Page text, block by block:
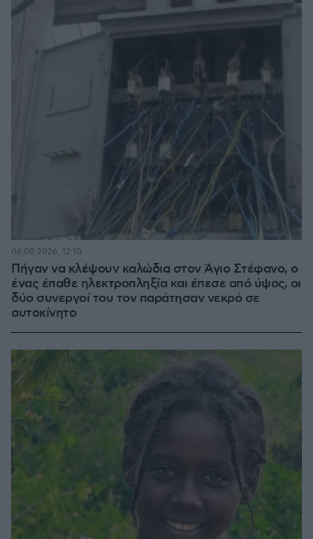
Πήγαν να κλέψουν καλώδια στον Άγιο Στέφανο, ο
ένας έπαθε ηλεκτροπληξία και έπεσε από ύψος, οι
δύο συνεργοί του τον παράτησαν νεκρό σε
αυτοκίνητο
06.08.2026, 12:10